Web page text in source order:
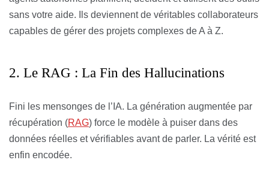
sans votre aide. Ils deviennent de véritables collaborateurs
capables de gérer des projets complexes de A à Z.
2. Le RAG : La Fin des Hallucinations
Fini les mensonges de l’IA. La génération augmentée par
récupération (RAG) force le modèle à puiser dans des
données réelles et vérifiables avant de parler. La vérité est
enfin encodée.